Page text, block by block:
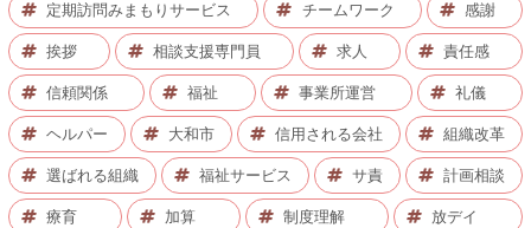
定期訪問みまもりサービス チームワーク 感謝
挨拶 相談支援専門員 求人 責任感
信頼関係 福祉 事業所運営 礼儀
ヘルパー 大和市 信用される会社 組織改革
選ばれる組織 福祉サービス サ責 計画相談
療育 加算 制度理解 放デイ